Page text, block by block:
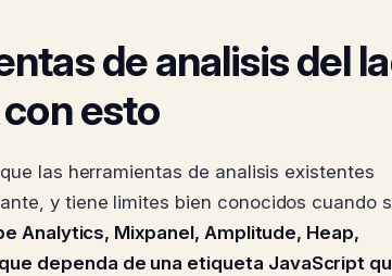
de analisis del
esto
las herramientas de analisis existentes
y tiene limites bien conocidos cuando
Analytics, Mixpanel, Amplitude, Heap,
dependa de una etiqueta JavaScript